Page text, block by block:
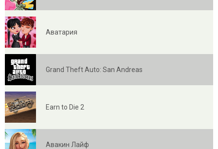
Аватария
Grand Theft Auto: San Andreas
Earn to Die 2
Авакин Лайф